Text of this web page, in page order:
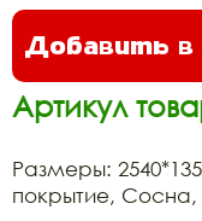
Добавить в
Артикул
Размеры:
покрытие,